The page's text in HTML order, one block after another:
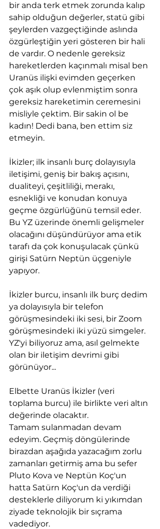
bir anda terk etmek zorunda kalıp
sahip olduğun değerler, statü gibi
şeylerden vazgeçtiğinde aslında
özgürleştiğin yeri gösteren bir hali
de vardır. O nedenle gereksiz
hareketlerden kaçınmalı misal ben
Uranüs ilişki evimden geçerken
çok aşık olup evlenmiştim sonra
gereksiz hareketimin ceremesini
misliyle çektim. Bir sakin ol be
kadın! Dedi bana, ben ettim siz
etmeyin.
İkizler; ilk insanlı burç dolayısıyla
iletişimi, geniş bir bakış açısını,
dualiteyi, çeşitliliği, merakı,
esnekliği ve konudan konuya
geçme özgürlüğünü temsil eder.
Bu YZ üzerinde önemli gelişmeler
olacağını düşündürüyor ama etik
tarafı da çok konuşulacak çünkü
girişi Satürn Neptün üçgeniyle
yapıyor.
İkizler burcu, insanlı ilk burç dedim
ya dolayısıyla bir telefon
görüşmesindeki iki sesi, bir Zoom
görüşmesindeki iki yüzü simgeler.
YZ'yi biliyoruz ama, asıl gelmekte
olan bir iletişim devrimi gibi
görünüyor...
Elbette Uranüs İkizler (veri
toplama burcu) ile birlikte veri altın
değerinde olacaktır.
Tamam sulanmadan devam
edeyim. Geçmiş döngülerinde
birazdan aşağıda yazacağım zorlu
zamanları getirmiş ama bu sefer
Pluto Kova ve Neptün Koç'un
hatta Satürn Koç'un da verdiği
desteklerle diliyorum ki yıkımdan
ziyade teknolojik bir sıçrama
vadediyor.